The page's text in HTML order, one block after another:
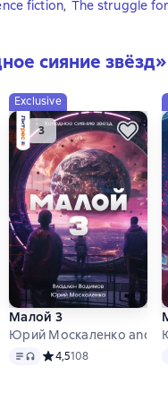
fiction, The struggle
сияние звёзд»
основе 113 оценок
Exclusive
Малой 3
Юрий Москаленко and
Text, audio format available
Средний рейтинг 4,5 на
4,5108